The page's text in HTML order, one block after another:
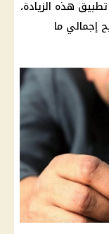
بعد تطبيق هذه الزيادة،
إجمالي ما